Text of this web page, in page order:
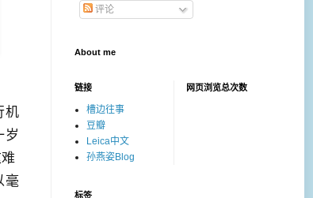
机
岁
毫
评论
About me
链接
槽边往事
豆瓣
Leica中文
孙燕姿Blog
网页浏览总次数
标签